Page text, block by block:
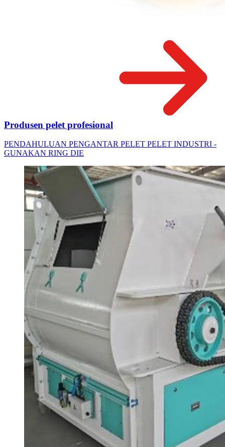
Produsen pelet profesional
PENDAHULUAN PENGANTAR PELET PELET INDUSTRI -
GUNAKAN RING DIE